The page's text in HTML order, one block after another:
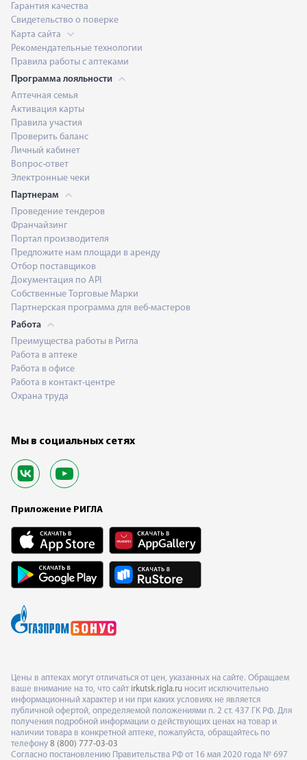
Гарантия качества
Свидетельство о поверке
Карта сайта
Рекомендательные технологии
Правила работы с аптеками
Программа лояльности
Аптечная семья
Активация карты
Правила участия
Проверить баланс
Личный кабинет
Вопрос-ответ
Электронные чеки
Партнерам
Проведение тендеров
Франчайзинг
Портал производителя
Предложите нам площади в аренду
Отбор поставщиков
Документация по API
Собственные Торговые Марки
Партнерская программа для веб-мастеров
Работа
Преимущества работы в Ригла
Работа в аптеке
Работа в офисе
Работа в контакт-центре
Охрана труда
Мы в социальных сетях
Приложение РИГЛА
Цены в аптеках могут отличаться от цен, указанных на сайте. Обращаем
ваше внимание на то, что сайт irkutsk.rigla.ru носит исключительно
информационный характер и ни при каких условиях не является
публичной офертой, определяемой положениями п. 2 ст. 437 ГК РФ. Для
получения подробной информации о действующих ценах на товар и
наличии товара в конкретной аптеке, пожалуйста, обращайтесь по
телефону 8 (800) 777-03-03
Согласно постановлению Правительства РФ от 16 мая 2020 года № 697